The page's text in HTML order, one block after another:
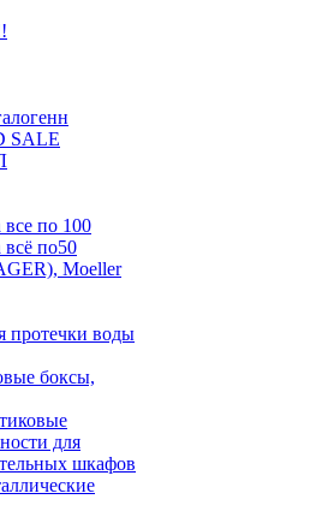
SALE
все по 100
всё по50
Moeller
протечки воды
боксы,
для
шкафов